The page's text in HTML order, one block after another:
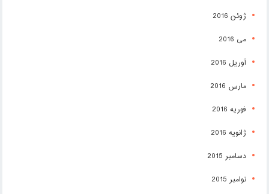
ژوئن 2016
می 2016
آوریل 2016
مارس 2016
فوریه 2016
ژانویه 2016
دسامبر 2015
نوامبر 2015